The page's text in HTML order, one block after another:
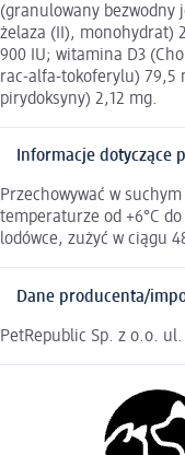
(granulowany bezwodny
żelaza (II), monohydrat)
900 IU; witamina D3
rac-alfa-tokoferylu) 79,5
pirydoksyny) 2,12 mg.
Informacje dotyczące
Przechowywać w
temperaturze od +6°C
lodówce, zużyć w ciągu
Dane producenta/
PetRepublic Sp. z o.o.